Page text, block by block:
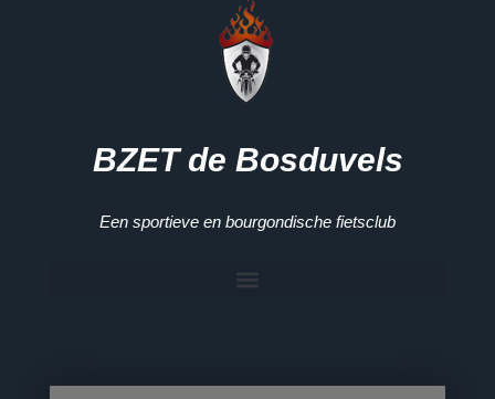
BZET de Bosduvels
Een sportieve en bourgondische fietsclub